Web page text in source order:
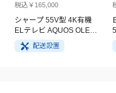
税込￥165,000
シャープ 55V型 4K有機
ELテレビ AQUOS OLED
4T-C55GQ3
配送設置